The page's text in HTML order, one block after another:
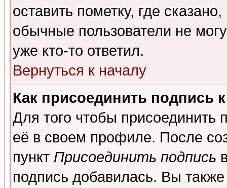
оставить пометку, где
обычные пользователи не
уже кто-то ответил.
Вернуться к началу
Как присоединить подпись
Для того чтобы присоединить
её в своем профиле. После
пункт Присоединить подпись
подпись добавилась. Вы